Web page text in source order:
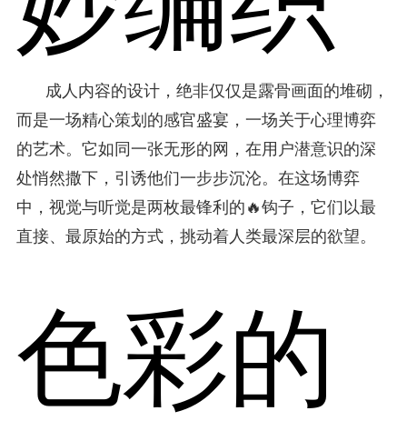
成人内容的设计，绝非仅仅是露骨画面的堆砌，
而是一场精心策划的感官盛宴，一场关于心理博弈
的艺术。它如同一张无形的网，在用户潜意识的深
处悄然撒下，引诱他们一步步沉沦。在这场博弈
中，视觉与听觉是两枚最锋利的🔥钩子，它们以最
直接、最原始的方式，挑动着人类最深层的欲望。
色彩的